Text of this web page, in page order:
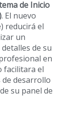
de Inicio
. El nuevo
reducirá el
un
de su
en
facilitara el
desarrollo
su panel de